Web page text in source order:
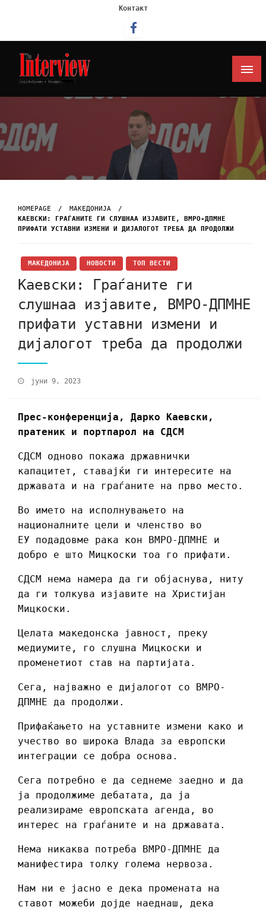
Контакт
Интервју
HOMEPAGE
МАКЕДОНИЈА
КАЕВСКИ: ГРАЃАНИТЕ ГИ СЛУШНАА ИЗЈАВИТЕ, ВМРО-ДПМНЕ
ПРИФАТИ УСТАВНИ ИЗМЕНИ И ДИЈАЛОГОТ ТРЕБА ДА ПРОДОЛЖИ
МАКЕДОНИЈА НОВОСТИ ТОП ВЕСТИ
Каевски: Граѓаните ги
слушнаа изјавите, ВМРО-ДПМНЕ
прифати уставни измени и
дијалогот треба да продолжи
јуни 9, 2023
Прес-конференција, Дарко Каевски,
пратеник и портпарол на СДСМ
СДСМ одново покажа државнички
капацитет, ставајќи ги интересите на
државата и на граѓаните на прво место.
Во името на исполнувањето на
националните цели и членство во
ЕУ подадовме рака кон ВМРО-ДПМНЕ и
добро е што Мицкоски тоа го прифати.
СДСМ нема намера да ги објаснува, ниту
да ги толкува изјавите на Христијан
Мицкоски.
Целата македонска јавност, преку
медиумите, го слушна Мицкоски и
променетиот став на партијата.
Сега, најважно е дијалогот со ВМРО-
ДПМНЕ да продолжи.
Прифаќањето на уставните измени како и
учество во широка Влада за европски
интеграции се добра основа.
Сега потребно е да седнеме заедно и да
ја продолжиме дебатата, да ја
реализираме европската агенда, во
интерес на граѓаните и на државата.
Нема никаква потреба ВМРО-ДПМНЕ да
манифестира толку голема нервоза.
Нам ни е јасно е дека промената на
ставот можеби дојде наеднаш, дека